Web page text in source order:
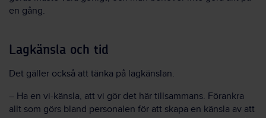
en gång.
Lagkänsla och tid
Det gäller också att tänka på lagkänslan.
– Ha en vi-känsla, att vi gör det här tillsammans. Förankra
allt som görs bland personalen för att skapa en känsla av att